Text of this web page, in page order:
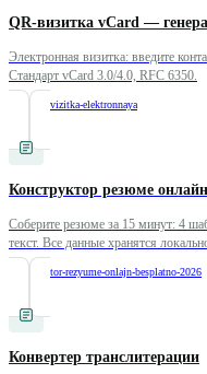
QR-визитка vCard —
Электронная визитка: введите
Стандарт vCard 3.0/4.0, RFC 6350.
vcard-qr-vizitka-elektronnaya
Конструктор резюме
Соберите резюме за 15 минут: 4
текст. Все данные хранятся
konstruktor-rezyume-onlajn-besplatno-2026
Конвертер транслитерации